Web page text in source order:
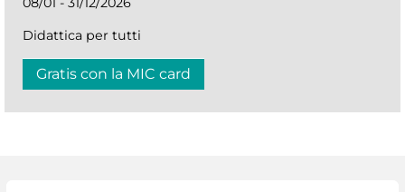
Didattica per tutti
Gratis con la MIC card